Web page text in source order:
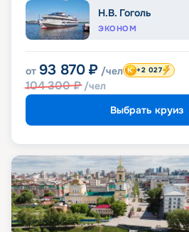
Н.В. Гоголь
ЭКОНОМ
от 93 870 ₽ /чел
104 300₽ /чел
+2 027
Выбрать круиз